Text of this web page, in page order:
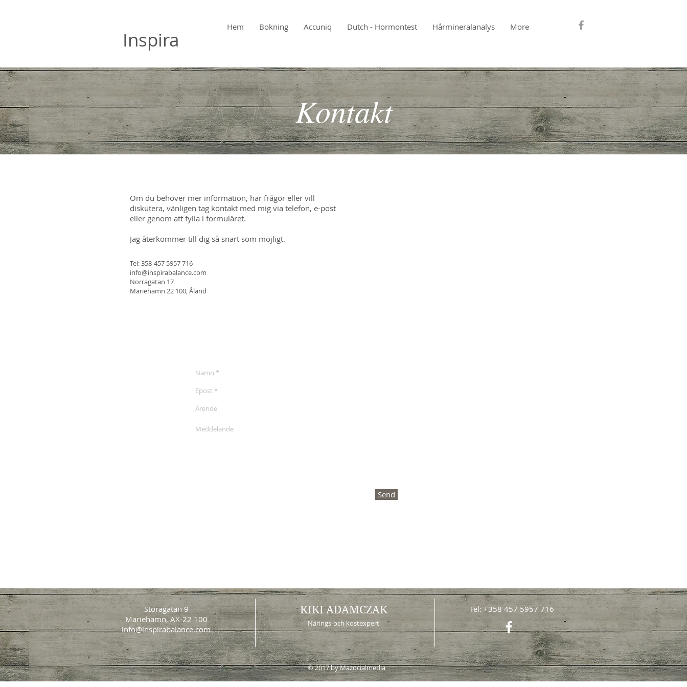
Inspira
Hem Bokning Accuniq Dutch - Hormontest Hårmineralanalys More
Kontakt
Send
Om du behöver mer information, har frågor eller vill
diskutera, vänligen tag kontakt med mig via telefon, e-post
eller genom att fylla i formuläret.
Jag återkommer till dig så snart som möjligt.
Tel: 358-457 5957 716
info@inspirabalance.com
Norragatan 17
Mariehamn 22 100, Åland
Storagatan 9
Mariehamn, AX-22 100
info@inspirabalance.com
KIKI ADAMCZAK
Närings-och kostexpert
Tel: +358 457 5957 716
© 2017 by Mazocialmedia